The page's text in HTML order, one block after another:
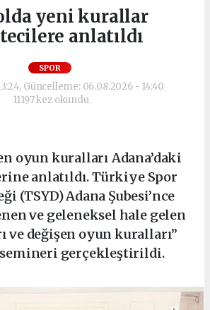
yeni kurallar
anlatıldı
SPOR
Güncelleme: 06.08.2026 - 14:40
11197 kez okundu.
oyun kuralları Adana’daki
anlatıldı. Türkiye Spor
(TSYD) Adana Şubesi’nce
ve geleneksel hale gelen
ve değişen oyun kuralları”
gerçekleştirildi.